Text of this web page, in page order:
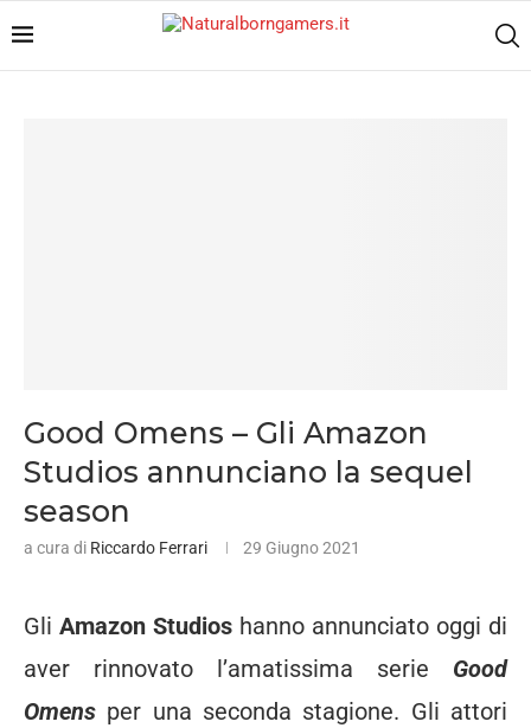
Good Omens – Gli Amazon
Studios annunciano la sequel
season
a cura di Riccardo Ferrari 29 Giugno 2021
Gli Amazon Studios hanno annunciato oggi di
aver rinnovato l’amatissima serie Good
Omens per una seconda stagione. Gli attori